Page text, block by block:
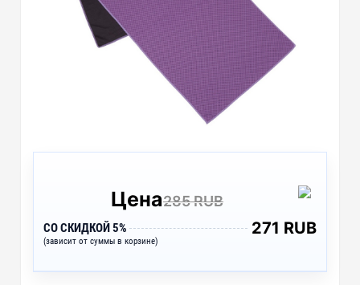
Цена285 RUB
СО СКИДКОЙ 5%
(зависит от суммы в корзине)
271 RUB